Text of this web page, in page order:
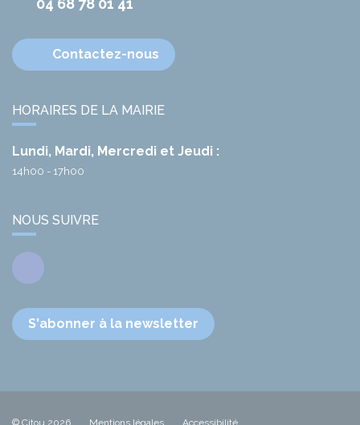
Contactez-nous
HORAIRES DE LA MAIRIE
Lundi, Mardi, Mercredi et Jeudi :
14h00 - 17h00
NOUS SUIVRE
Facebook
S'abonner à la newsletter
© Citou 2026 Mentions légales Accessibilité